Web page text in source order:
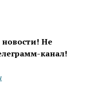
новости! Не
канал!